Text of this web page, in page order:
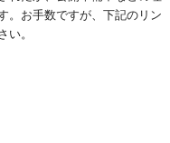
。お手数ですが、下記のリン
い。